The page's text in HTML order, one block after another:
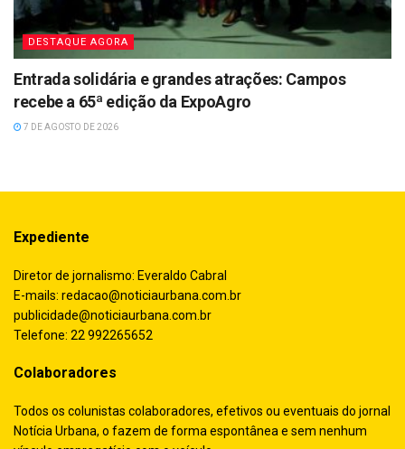
DESTAQUE AGORA
Entrada solidária e grandes atrações: Campos
recebe a 65ª edição da ExpoAgro
7 DE AGOSTO DE 2026
Expediente
Diretor de jornalismo: Everaldo Cabral
E-mails: redacao@noticiaurbana.com.br
publicidade@noticiaurbana.com.br
Telefone: 22 992265652
Colaboradores
Todos os colunistas colaboradores, efetivos ou eventuais do jornal
Notícia Urbana, o fazem de forma espontânea e sem nenhum